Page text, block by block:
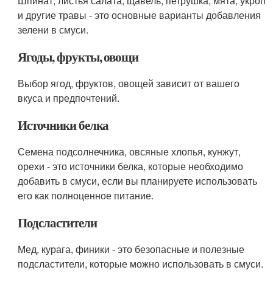
и другие травы - это основные варианты добавления
зелени в смуси.
Ягоды, фрукты, овощи
Выбор ягод, фруктов, овощей зависит от вашего
вкуса и предпочтений.
Источники белка
Семена подсолнечника, овсяные хлопья, кунжут,
орехи - это источники белка, которые необходимо
добавить в смуси, если вы планируете использовать
его как полноценное питание.
Подсластители
Мед, курага, финики - это безопасные и полезные
подсластители, которые можно использовать в смуси.